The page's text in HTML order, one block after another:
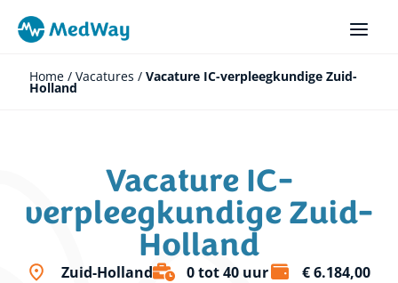
naar
inhoudHome/ Vacatures / Vacature IC-verpleegkundige Zuid-
Holland
Vacature IC-
verpleegkundige Zuid-
Holland
Zuid-Holland 0 tot 40 uur € 6.184,00